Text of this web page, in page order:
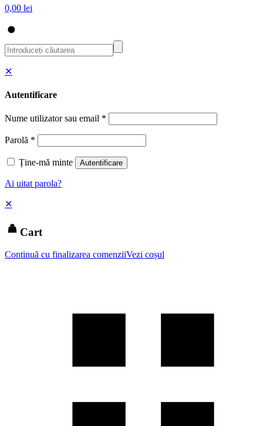
0,00 lei
✕
Autentificare
Nume utilizator sau email *
Parolă *
Ține-mă minte Autentificare
Ai uitat parola?
✕
Cart
Continuă cu finalizarea comenziiVezi coșul